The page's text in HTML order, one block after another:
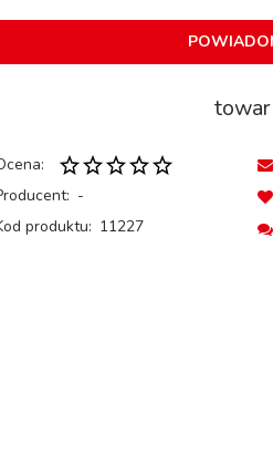
-
produktu: 11227